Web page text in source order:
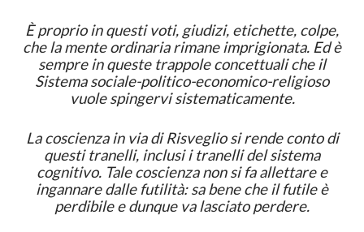
È proprio in questi voti, giudizi, etichette, colpe,
che la mente ordinaria rimane imprigionata. Ed è
sempre in queste trappole concettuali che il
Sistema sociale-politico-economico-religioso
vuole spingervi sistematicamente.
La coscienza in via di Risveglio si rende conto di
questi tranelli, inclusi i tranelli del sistema
cognitivo. Tale coscienza non si fa allettare e
ingannare dalle futilità: sa bene che il futile è
perdibile e dunque va lasciato perdere.